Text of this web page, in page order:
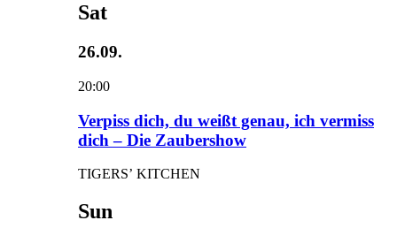
Sat
26.09.
20:00
Verpiss dich, du weißt genau, ich vermiss
dich – Die Zaubershow
TIGERS’ KITCHEN
Sun